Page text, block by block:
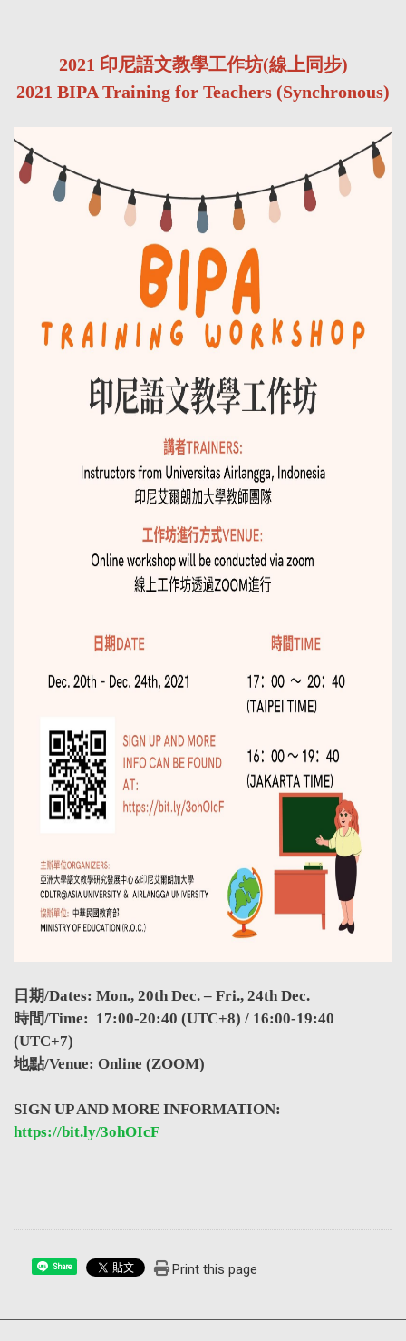
2021 印尼語文教學工作坊(線上同步)
2021 BIPA Training for Teachers (Synchronous)
日期/Dates: Mon., 20th Dec. – Fri., 24th Dec.
時間/Time: 17:00-20:40 (UTC+8) / 16:00-19:40
(UTC+7)
地點/Venue: Online (ZOOM)
SIGN UP AND MORE INFORMATION:
https://bit.ly/3ohOIcF
Share Print this page